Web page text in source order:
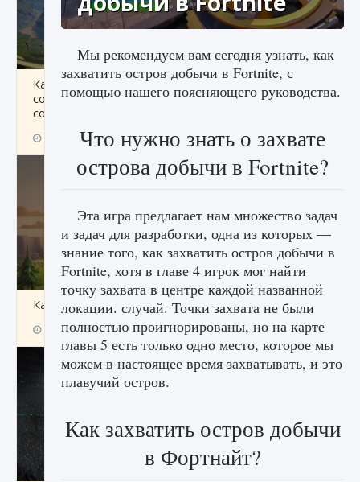
Как исправить ошибку Palworld «Идет
сохранение мира — Невозможно начать
сохранение данных мира»
9 августа 2024 2 511 0 0
Как заработать медали лиги Clash of Clans
9 августа 2024 2 599 0 1
Мы рекомендуем вам сегодня узнать, как
захватить остров добычи в Fortnite, с
помощью нашего поясняющего руководства.
Что нужно знать о захвате
острова добычи в Fortnite?
Эта игра предлагает нам множество задач
и задач для разработки, одна из которых —
знание того, как захватить остров добычи в
Fortnite, хотя в главе 4 игрок мог найти
точку захвата в центре каждой названной
локации. случай. Точки захвата не были
полностью проигнорированы, но на карте
главы 5 есть только одно место, которое мы
можем в настоящее время захватывать, и это
плавучий остров.
Как захватить остров добычи
в Фортнайт?